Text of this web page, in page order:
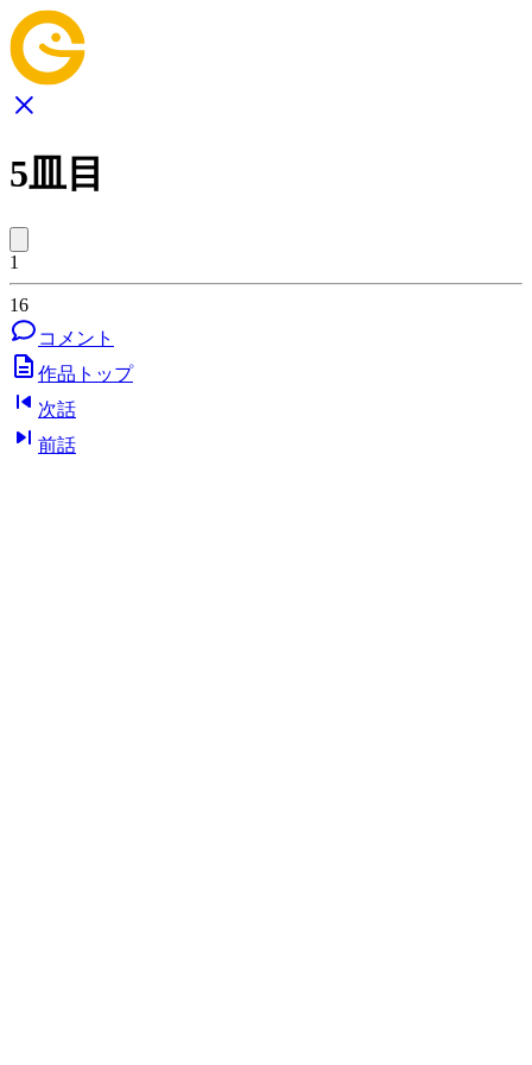
5皿目
1
16
コメント
作品トップ
次話
前話